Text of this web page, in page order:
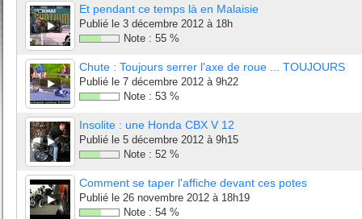
Et pendant ce temps là en Malaisie
Publié le 3 décembre 2012 à 18h
Note : 55 %
Chute : Toujours serrer l'axe de roue ... TOUJOURS
Publié le 7 décembre 2012 à 9h22
Note : 53 %
Insolite : une Honda CBX V 12
Publié le 5 décembre 2012 à 9h15
Note : 52 %
Comment se taper l'affiche devant ces potes
Publié le 26 novembre 2012 à 18h19
Note : 54 %